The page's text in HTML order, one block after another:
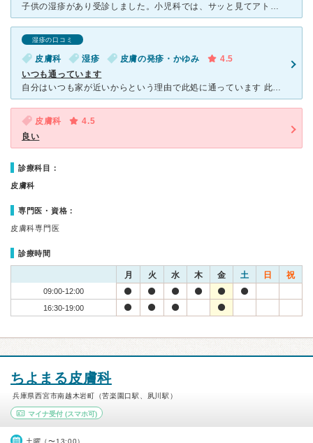
子供の湿疹があり受診しました。小児科では、サッと見てアトピーと診断され、ステロイドを処方されました。個人的にステロイドを子供に塗りたくなく、こちらで見ていただくことにしました。その旨を先生に伝えると、
湿疹の口コミ
皮膚科 湿疹 皮膚の発疹・かゆみ
4.5
いつも通っています
自分はいつも家が近いからという理由で此処に通っています 此処には8年位になるでしょうか。 まず最初に思うのが加古川駅から近く歩いて2分程度でつくアクセスのしやすさがいいところです 加古川駅を出る
皮膚科
4.5
良い
診療科目：
皮膚科
専門医・資格：
皮膚科専門医
診療時間
月 火 水 木 金 土 日 祝
09:00-12:00
16:30-19:00
ちよまる皮膚科
兵庫県西宮市南越木岩町（苦楽園口駅、夙川駅）
マイナ受付 (スマホ可)
土曜（〜13:00）